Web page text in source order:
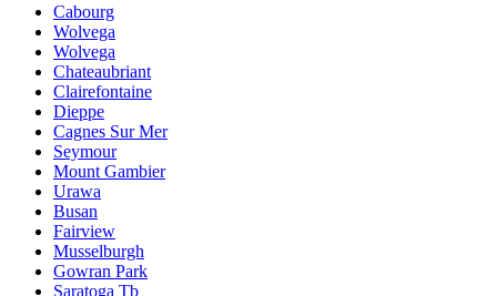
Cabourg
Wolvega
Wolvega
Chateaubriant
Clairefontaine
Dieppe
Cagnes Sur Mer
Seymour
Mount Gambier
Urawa
Busan
Fairview
Musselburgh
Gowran Park
Saratoga Tb